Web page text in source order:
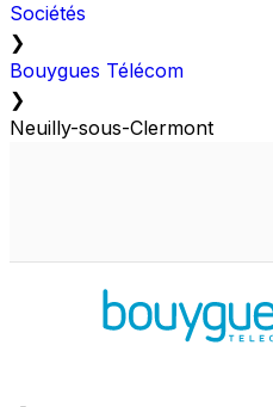
Sociétés
❯
Bouygues Télécom
❯
Neuilly-sous-Clermont